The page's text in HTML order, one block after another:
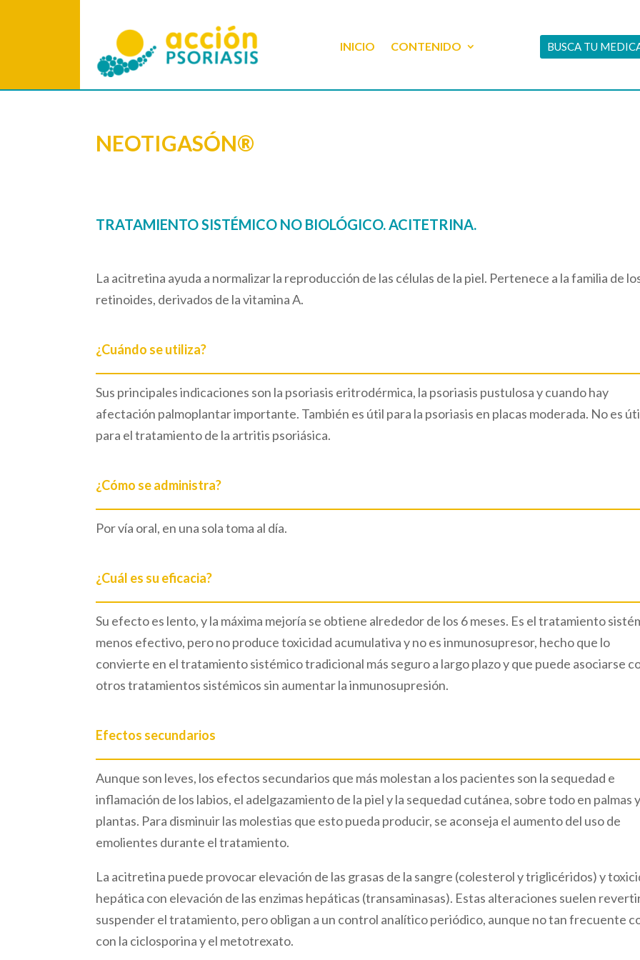
INICIO CONTENIDO BUSCA TU
NEOTIGASÓN®
TRATAMIENTO SISTÉMICO NO BIOLÓGICO. ACITETRINA.
La acitretina ayuda a normalizar la reproducción de las células de la piel. Pertenece a la familia de
retinoides, derivados de la vitamina A.
¿Cuándo se utiliza?
Sus principales indicaciones son la psoriasis eritrodérmica, la psoriasis pustulosa y cuando hay
afectación palmoplantar importante. También es útil para la psoriasis en placas moderada. No es
para el tratamiento de la artritis psoriásica.
¿Cómo se administra?
Por vía oral, en una sola toma al día.
¿Cuál es su eficacia?
Su efecto es lento, y la máxima mejoría se obtiene alrededor de los 6 meses. Es el tratamiento
menos efectivo, pero no produce toxicidad acumulativa y no es inmunosupresor, hecho que lo
convierte en el tratamiento sistémico tradicional más seguro a largo plazo y que puede asociarse
otros tratamientos sistémicos sin aumentar la inmunosupresión.
Efectos secundarios
Aunque son leves, los efectos secundarios que más molestan a los pacientes son la sequedad e
inflamación de los labios, el adelgazamiento de la piel y la sequedad cutánea, sobre todo en palmas y
plantas. Para disminuir las molestias que esto pueda producir, se aconseja el aumento del uso de
emolientes durante el tratamiento.
La acitretina puede provocar elevación de las grasas de la sangre (colesterol y triglicéridos) y
hepática con elevación de las enzimas hepáticas (transaminasas). Estas alteraciones suelen
suspender el tratamiento, pero obligan a un control analítico periódico, aunque no tan frecuente
con la ciclosporina y el metotrexato.